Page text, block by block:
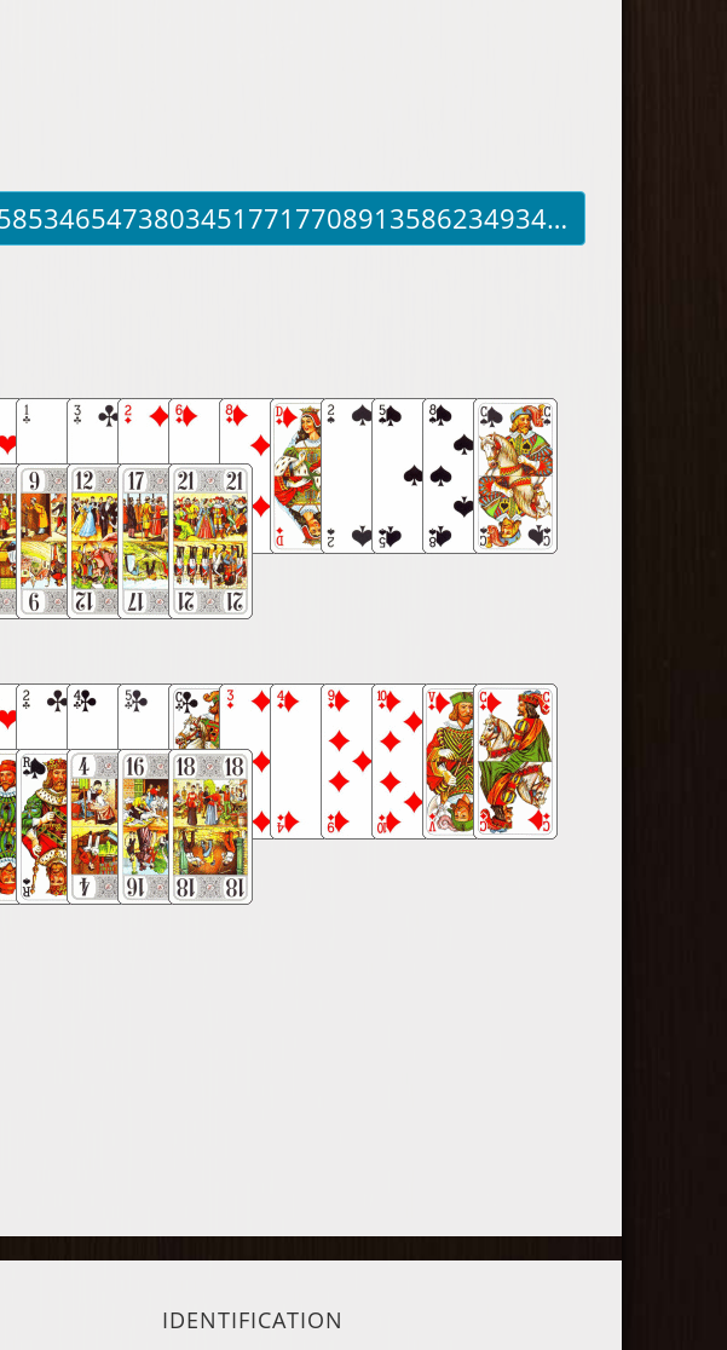
IDENTIFICATION